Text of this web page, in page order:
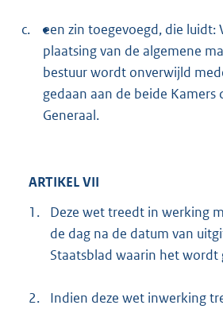
c.
een zin toegevoegd, die luidt:
plaatsing van de algemene
bestuur wordt onverwijld
gedaan aan de beide Kamers
Generaal.
ARTIKEL VII
1.
Deze wet treedt in werking
de dag na de datum van
Staatsblad waarin het wordt
2.
Indien deze wet inwerking